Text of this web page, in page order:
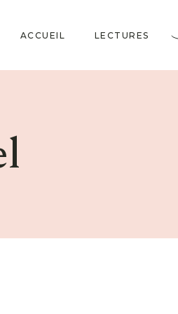
ACCUEIL LECTURES